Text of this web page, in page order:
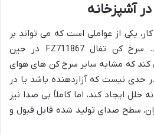
آشپزخانه
یکی از عواملی است که می تواند بر
تجربه کاربری تأثیر بگذارد. سرخ کن تفال FZ711867 در حین
کند که مشابه سایر سرخ کن های هوای
حدی نیست که آزاردهنده باشد یا در
خلل ایجاد کند، اما کاملاً بی صدا نیز
سطح صدای تولید شده قابل قبول و